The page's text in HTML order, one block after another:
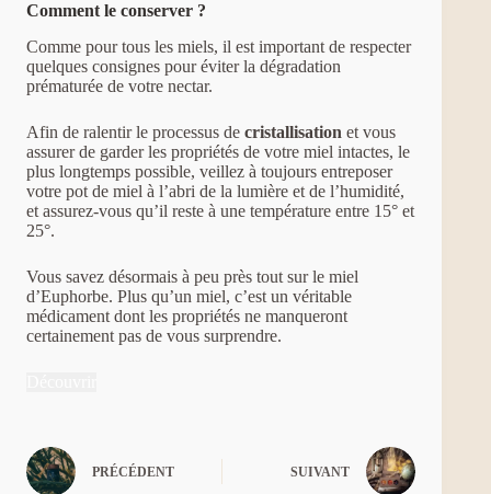
Comment le conserver ?
Comme pour tous les miels, il est important de respecter
quelques consignes pour éviter la dégradation
prématurée de votre nectar.
Afin de ralentir le processus de cristallisation et vous
assurer de garder les propriétés de votre miel intactes, le
plus longtemps possible, veillez à toujours entreposer
votre pot de miel à l’abri de la lumière et de l’humidité,
et assurez-vous qu’il reste à une température entre 15° et
25°.
Vous savez désormais à peu près tout sur le miel
d’Euphorbe. Plus qu’un miel, c’est un véritable
médicament dont les propriétés ne manqueront
certainement pas de vous surprendre.
PRÉCÉDENT SUIVANT